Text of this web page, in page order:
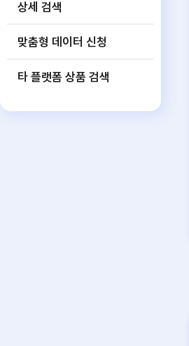
상세 검색
맞춤형 데이터 신청
타 플랫폼 상품 검색